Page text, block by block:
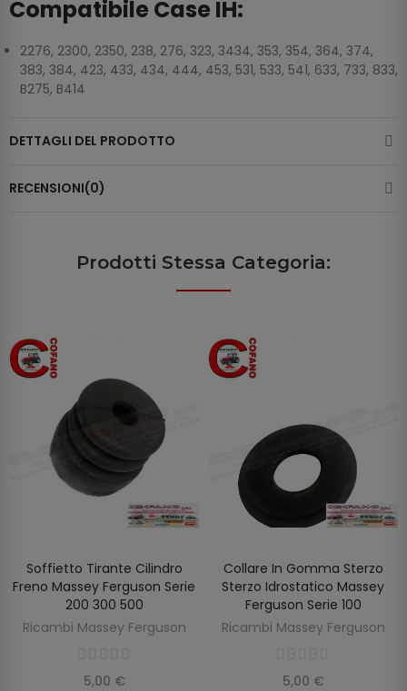
Compatibile Case IH:
2276, 2300, 2350, 238, 276, 323, 3434, 353, 354, 364, 374,
383, 384, 423, 433, 434, 444, 453, 531, 533, 541, 633, 733, 833,
B275, B414
DETTAGLI DEL PRODOTTO
RECENSIONI(0)
Prodotti Stessa Categoria:
AGGIUNGI AL CARRELLO
Soffietto Tirante Cilindro
Freno Massey Ferguson Serie
200 300 500
Ricambi Massey Ferguson
5,00 €
AGGIUNGI AL CARRELLO
Collare In Gomma Sterzo
Sterzo Idrostatico Massey
Ferguson Serie 100
Ricambi Massey Ferguson
5,00 €